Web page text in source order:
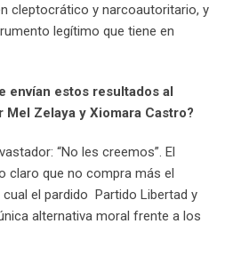
cleptocrático y narcoautoritario, y
legítimo que tiene en
envían estos resultados al
Zelaya y Xiomara Castro?
“No les creemos”. El
claro que no compra más el
el pardido Partido Libertad y
alternativa moral frente a los